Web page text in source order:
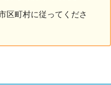
区町村に従ってくださ